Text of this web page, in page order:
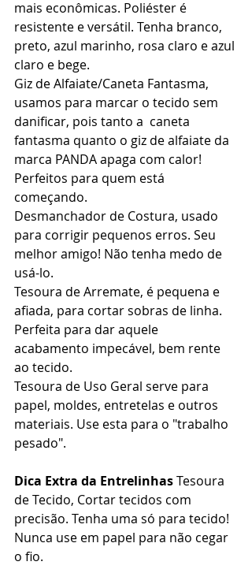
mais econômicas. Poliéster é
resistente e versátil. Tenha branco,
preto, azul marinho, rosa claro e azul
claro e bege.
Giz de Alfaiate/Caneta Fantasma,
usamos para marcar o tecido sem
danificar, pois tanto a  caneta
fantasma quanto o giz de alfaiate da
marca PANDA apaga com calor!
Perfeitos para quem está
começando.
Desmanchador de Costura, usado
para corrigir pequenos erros. Seu
melhor amigo! Não tenha medo de
usá-lo.
Tesoura de Arremate, é pequena e
afiada, para cortar sobras de linha.
Perfeita para dar aquele
acabamento impecável, bem rente
ao tecido.
Tesoura de Uso Geral serve para
papel, moldes, entretelas e outros
materiais. Use esta para o "trabalho
pesado".
Dica Extra da Entrelinhas Tesoura
de Tecido, Cortar tecidos com
precisão. Tenha uma só para tecido!
Nunca use em papel para não cegar
o fio.